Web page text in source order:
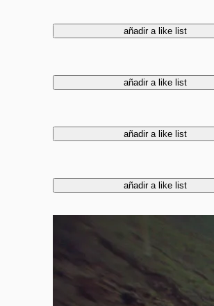
añadir a like list
añadir a like list
añadir a like list
añadir a like list